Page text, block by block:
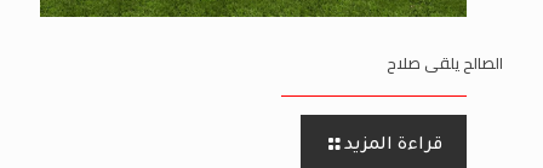
الصالح يلقى صلاح
قراءة المزيد